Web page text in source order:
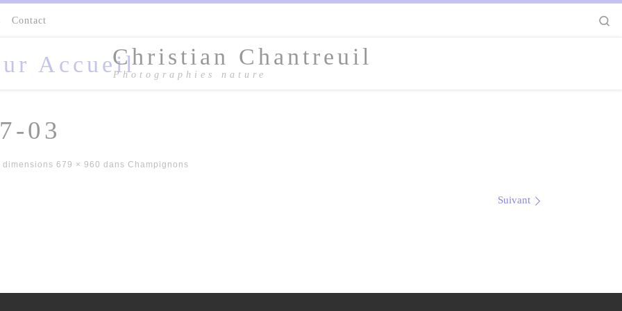
Contact
Christian Chantreuil
Photographies nature
03
dimensions 679 × 960 dans Champignons
Suivant